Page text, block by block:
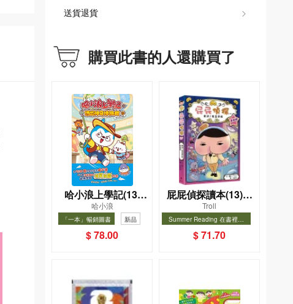
送貨退貨
購買此書的人還購買了
哈小浪上學記(13)
——逃出神奇博物館
哈小浪
「一本」暢銷圖書
新品
暢銷
$ 78.00
屁屁偵探讀本(13)－
－對決！怪盜學院
（星星篇）
Troll
Summer Reading 在書裡度
選圖書67折
暢銷
$ 71.70